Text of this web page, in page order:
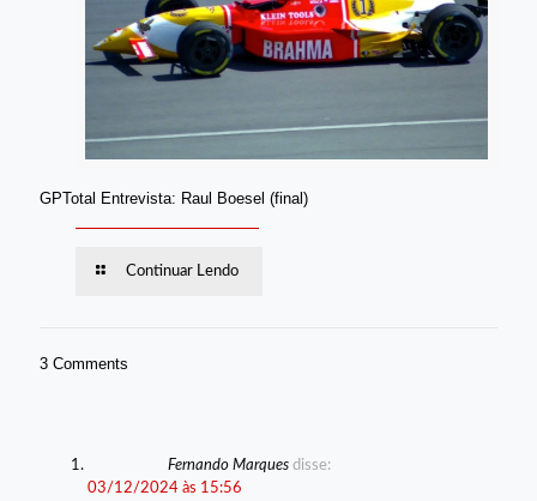
GPTotal Entrevista: Raul Boesel (final)
Continuar Lendo
3 Comments
Fernando Marques disse:
03/12/2024 às 15:56